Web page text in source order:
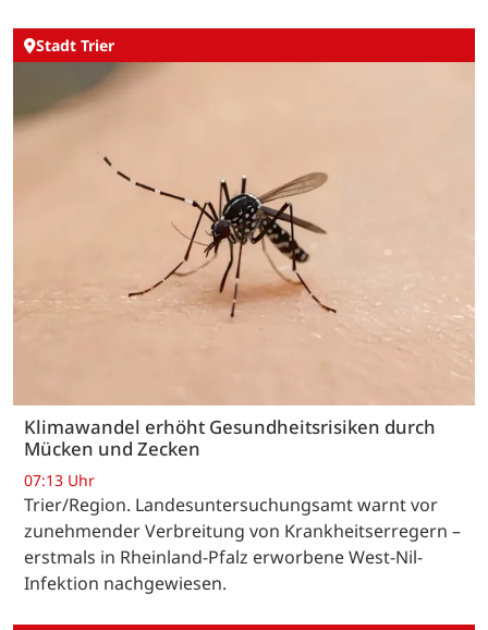
Stadt Trier
Klimawandel erhöht Gesundheitsrisiken durch
Mücken und Zecken
07:13 Uhr
Trier/Region. Landesuntersuchungsamt warnt vor
zunehmender Verbreitung von Krankheitserregern –
erstmals in Rheinland-Pfalz erworbene West-Nil-
Infektion nachgewiesen.